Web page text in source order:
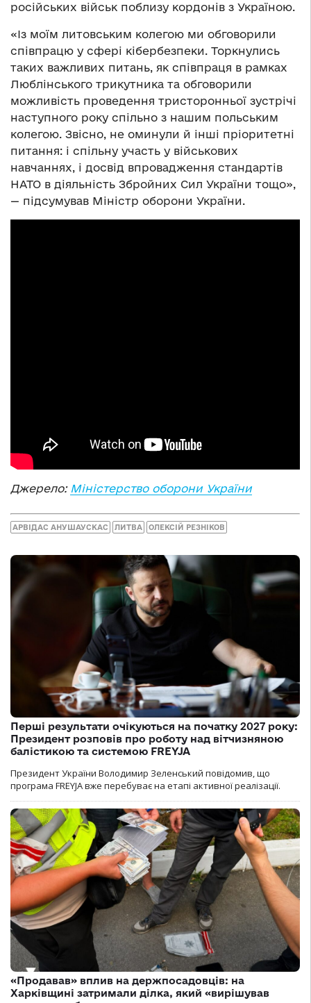
російських військ поблизу кордонів з Україною.
«Із моїм литовським колегою ми обговорили
співпрацю у сфері кібербезпеки. Торкнулись
таких важливих питань, як співпраця в рамках
Люблінського трикутника та обговорили
можливість проведення тристоронньої зустрічі
наступного року спільно з нашим польським
колегою. Звісно, не оминули й інші пріоритетні
питання: і спільну участь у військових
навчаннях, і досвід впровадження стандартів
НАТО в діяльність Збройних Сил України тощо»,
— підсумував Міністр оборони України.
Джерело: Міністерство оборони України
АРВІДАС АНУШАУСКАС ЛИТВА ОЛЕКСІЙ РЕЗНІКОВ
Перші результати очікуються на початку 2027 року:
Президент розповів про роботу над вітчизняною
балістикою та системою FREYJA
Президент України Володимир Зеленський повідомив, що
програма FREYJA вже перебуває на етапі активної реалізації.
«Продавав» вплив на держпосадовців: на
Харківщині затримали ділка, який «вирішував